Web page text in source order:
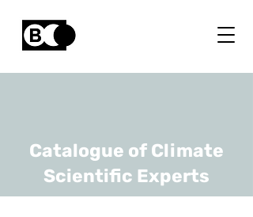
Catalogue of Climate
Scientific Experts